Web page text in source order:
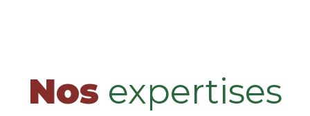
Nos expertises